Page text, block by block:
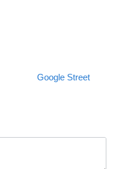
Google Street